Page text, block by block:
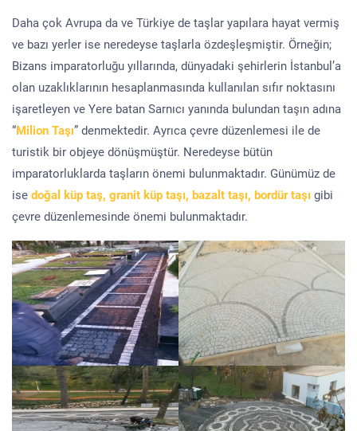
Daha çok Avrupa da ve Türkiye de taşlar yapılara hayat vermiş
ve bazı yerler ise neredeyse taşlarla özdeşleşmiştir. Örneğin;
Bizans imparatorluğu yıllarında, dünyadaki şehirlerin İstanbul’a
olan uzaklıklarının hesaplanmasında kullanılan sıfır noktasını
işaretleyen ve Yere batan Sarnıcı yanında bulundan taşın adına
“Milion Taşı” denmektedir. Ayrıca çevre düzenlemesi ile de
turistik bir objeye dönüşmüştür. Neredeyse bütün
imparatorluklarda taşların önemi bulunmaktadır. Günümüz de
ise doğal küp taş, granit küp taşı, bazalt taşı, bordür taşı gibi
çevre düzenlemesinde önemi bulunmaktadır.